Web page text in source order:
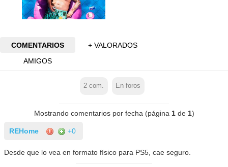
COMENTARIOS
+ VALORADOS
AMIGOS
2 com. En foros
Mostrando comentarios por fecha (página 1de 1)
REHome +0
Desde que lo vea en formato físico para PS5, cae seguro.